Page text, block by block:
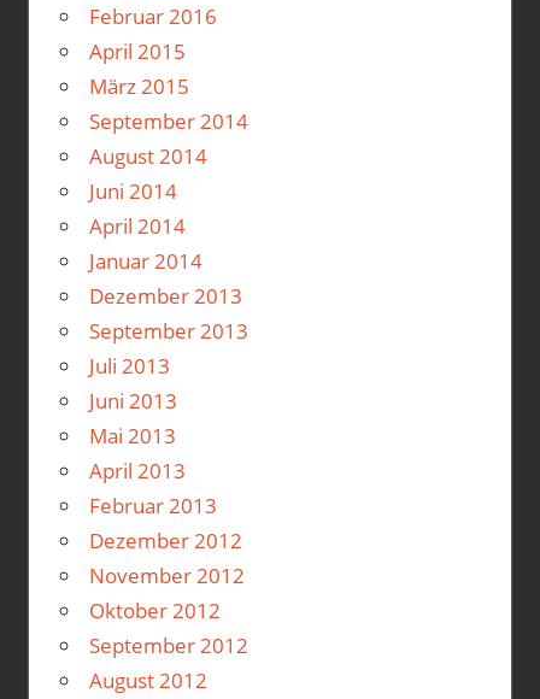
Februar 2016
April 2015
März 2015
September 2014
August 2014
Juni 2014
April 2014
Januar 2014
Dezember 2013
September 2013
Juli 2013
Juni 2013
Mai 2013
April 2013
Februar 2013
Dezember 2012
November 2012
Oktober 2012
September 2012
August 2012